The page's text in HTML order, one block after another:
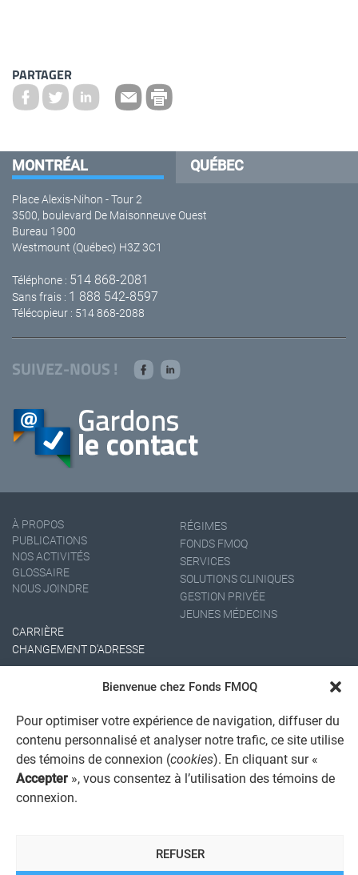
Bienvenue chez Fonds FMOQ
Pour optimiser votre expérience de navigation, diffuser du
contenu personnalisé et analyser notre trafic, ce site utilise
des témoins de connexion (cookies). En cliquant sur «
Accepter », vous consentez à l’utilisation des témoins de
connexion.
REFUSER
PARTAGER
MONTRÉAL QUÉBEC
Place Alexis-Nihon - Tour 2
3500, boulevard De Maisonneuve Ouest
Bureau 1900
Westmount (Québec) H3Z 3C1
Téléphone : 514 868-2081
Sans frais : 1 888 542-8597
Télécopieur : 514 868-2088
SUIVEZ-NOUS !
À PROPOS
PUBLICATIONS
NOS ACTIVITÉS
GLOSSAIRE
NOUS JOINDRE
RÉGIMES
FONDS FMOQ
SERVICES
SOLUTIONS CLINIQUES
GESTION PRIVÉE
JEUNES MÉDECINS
CARRIÈRE
CHANGEMENT D'ADRESSE
AVIS JURIDIQUE GÉNÉRAL
REGISTRE DES CONFLITS D'INTÉRÊTS